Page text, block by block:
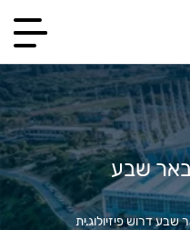
שבע
דרוש פיזיולוג.ית